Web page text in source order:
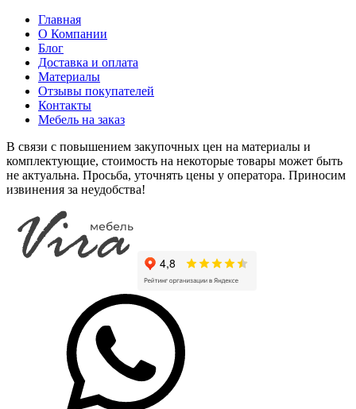
Главная
О Компании
Блог
Доставка и оплата
Материалы
Отзывы покупателей
Контакты
Мебель на заказ
В связи с повышением закупочных цен на материалы и
комплектующие, стоимость на некоторые товары может быть
не актуальна. Просьба, уточнять цены у оператора. Приносим
извинения за неудобства!